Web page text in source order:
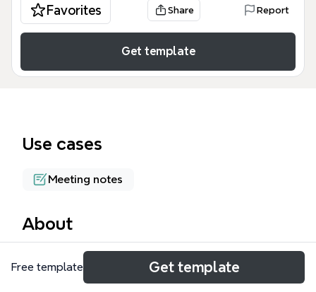
Favorites Share Report
Get template
Use cases
Meeting notes
About
Dieses Protokoll vom 10.2.10 ist eine detaillierte
Mitschrift einer Redaktionssitzung oder eines
Free template Get template